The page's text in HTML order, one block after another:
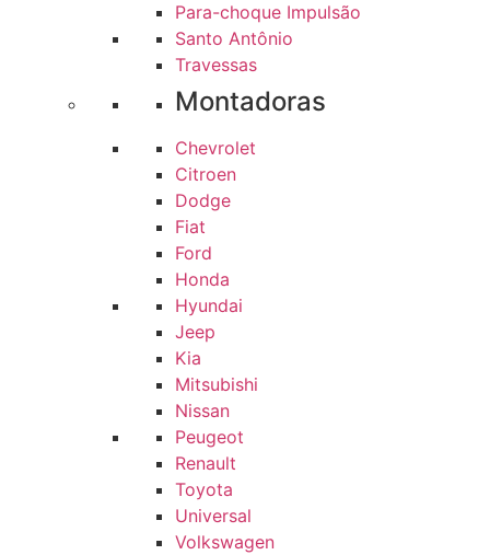
Para-choque Impulsão
Santo Antônio
Travessas
Montadoras
Chevrolet
Citroen
Dodge
Fiat
Ford
Honda
Hyundai
Jeep
Kia
Mitsubishi
Nissan
Peugeot
Renault
Toyota
Universal
Volkswagen